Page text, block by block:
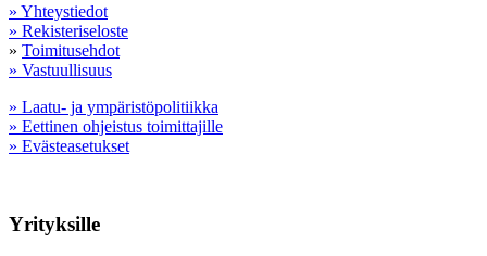
» Yhteystiedot
» Rekisteriseloste
» Toimitusehdot
» Vastuullisuus
» Laatu- ja ympäristöpolitiikka
» Eettinen ohjeistus toimittajille
» Evästeasetukset
Yrityksille